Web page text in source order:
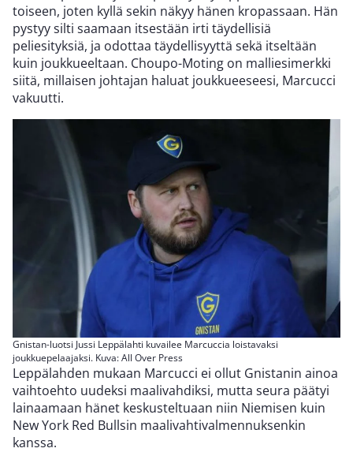
toiseen, joten kyllä sekin näkyy hänen kropassaan. Hän
pystyy silti saamaan itsestään irti täydellisiä
peliesityksiä, ja odottaa täydellisyyttä sekä itseltään
kuin joukkueeltaan. Choupo-Moting on malliesimerkki
siitä, millaisen johtajan haluat joukkueeseesi, Marcucci
vakuutti.
Gnistan-luotsi Jussi Leppälahti kuvailee Marcuccia loistavaksi
joukkuepelaajaksi. Kuva: All Over Press
Leppälahden mukaan Marcucci ei ollut Gnistanin ainoa
vaihtoehto uudeksi maalivahdiksi, mutta seura päätyi
lainaamaan hänet keskusteltuaan niin Niemisen kuin
New York Red Bullsin maalivahtivalmennuksenkin
kanssa.